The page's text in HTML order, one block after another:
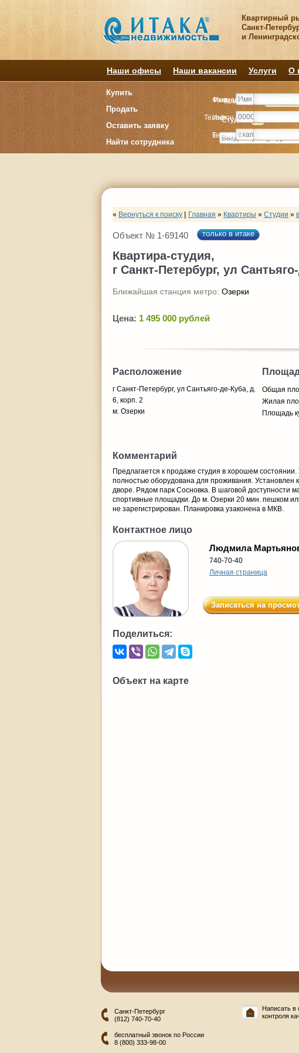
Квартирный
Санкт-
и
Наши офисы Наши вакансии Услуги О
Купить
Продать
Оставить заявку
Найти сотрудника
Комнату
Студия
Комнату
Студия
Имя
Телефон
E-mail
Фамилия
Имя
Телефон
« Вернуться к поиску Главная » Квартиры » Студии »
Объект № 1-69140 только в итаке
Квартира-студия,
г Санкт-Петербург, ул
Ближайшая станция метро: Озерки
Цена: 1 495 000 рублей
Расположение
г Санкт-Петербург, ул Сантьяго-де-Куба, д.
6, корп. 2
м. Озерки
Общая
Жилая
Площадь
Комментарий
Предлагается к продаже студия в хорошем
полностью оборудована для проживания. Установлен
дворе. Рядом парк Сосновка. В шаговой доступности
спортивные площадки. До м. Озерки 20 мин. пешком
не зарегистрирован. Планировка узаконена в МКВ.
Контактное лицо
Людмила
740-70-40
Личная страница
Записаться на
Поделиться:
Объект на карте
Санкт-Петербург
(812) 740-70-40
бесплатный звонок по России
8 (800) 333-98-00
Написать в
контроля